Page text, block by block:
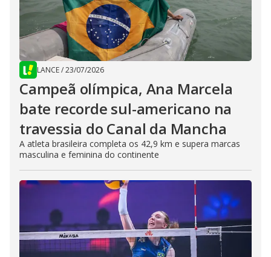
LANCE/23/07/2026
Campeã olímpica, Ana Marcela
bate recorde sul-americano na
travessia do Canal da Mancha
A atleta brasileira completa os 42,9 km e supera marcas
masculina e feminina do continente